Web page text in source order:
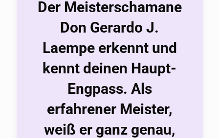
Der Meisterschamane
Don Gerardo J.
Laempe erkennt und
kennt deinen Haupt-
Engpass. Als
erfahrener Meister,
weiß er ganz genau,